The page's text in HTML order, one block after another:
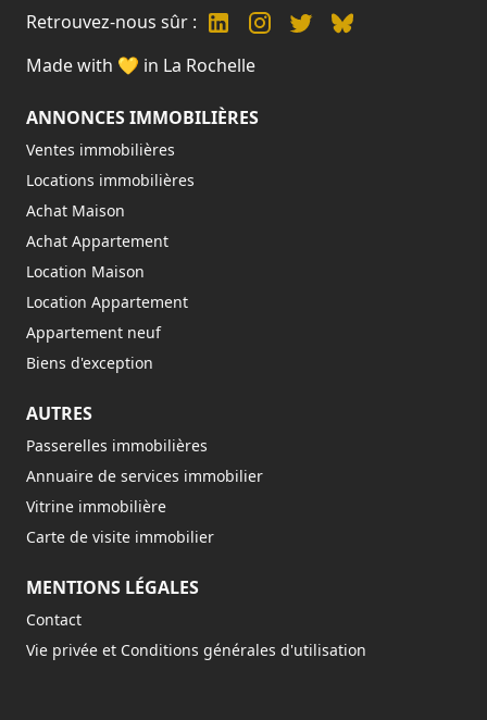
Retrouvez-nous sûr :
Made with 💛 in La Rochelle
ANNONCES IMMOBILIÈRES
Ventes immobilières
Locations immobilières
Achat Maison
Achat Appartement
Location Maison
Location Appartement
Appartement neuf
Biens d'exception
AUTRES
Passerelles immobilières
Annuaire de services immobilier
Vitrine immobilière
Carte de visite immobilier
MENTIONS LÉGALES
Contact
Vie privée et Conditions générales d'utilisation